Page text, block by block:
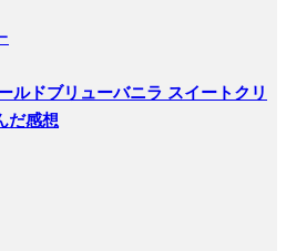
ルドブリューバニラ スイートクリ
だ感想